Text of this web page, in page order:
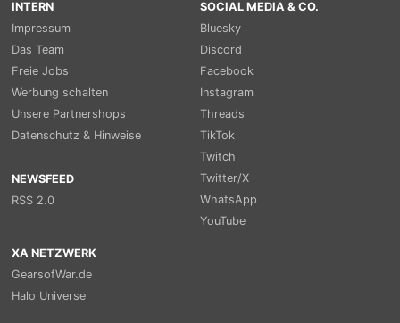
INTERN
Impressum
Das Team
Freie Jobs
Werbung schalten
Unsere Partnershops
Datenschutz & Hinweise
NEWSFEED
RSS 2.0
SOCIAL MEDIA & CO.
Bluesky
Discord
Facebook
Instagram
Threads
TikTok
Twitch
Twitter/X
WhatsApp
YouTube
XA NETZWERK
GearsofWar.de
Halo Universe